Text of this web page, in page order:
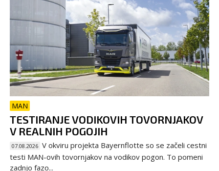
MAN
TESTIRANJE VODIKOVIH TOVORNJAKOV
V REALNIH POGOJIH
07.08.2026 V okviru projekta Bayernflotte so se začeli cestni
testi MAN-ovih tovornjakov na vodikov pogon. To pomeni
zadnjo fazo...